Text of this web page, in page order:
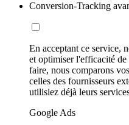
Conversion-Tracking
En acceptant ce service,
et optimiser l'efficacité
faire, nous comparons
celles des fournisseurs
utilisiez déjà leurs
Google Ads